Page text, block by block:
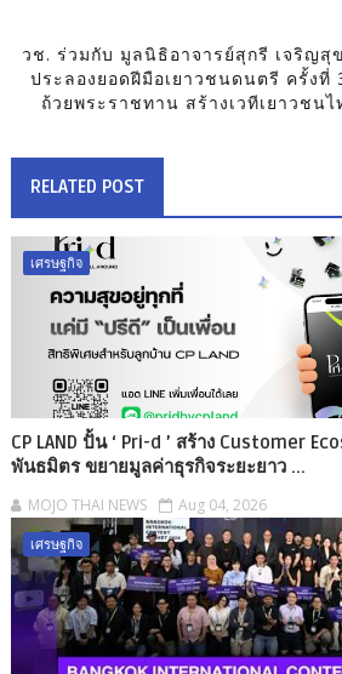
วช. ร่วมกับ มูลนิธิอาจารย์สุกรี เจริญสุ
ประลองยอดฝีมือเยาวชนดนตรี ครั้งที่
ถ้วยพระราชทาน สร้างเวทีเยาวชน
RELATED POST
เศรษฐกิจ
CP LAND ปั้น ‘ Pri-d ’ สร้าง Customer
พันธมิตร ขยายมูลค่าธุรกิจระยะยาว ...
MOJO THAI NEWS Aug 04, 2026
เศรษฐกิจ